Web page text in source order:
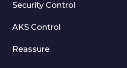
Security Control
AKS Control
Reassure